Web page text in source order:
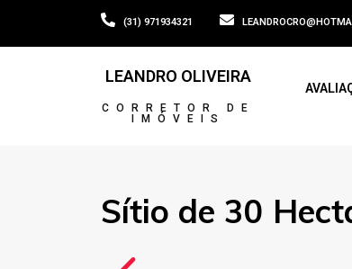
(31) 971934321
LEANDRO OLIVEIRA
CORRETOR DE
IMÓVEIS
Sítio de 30